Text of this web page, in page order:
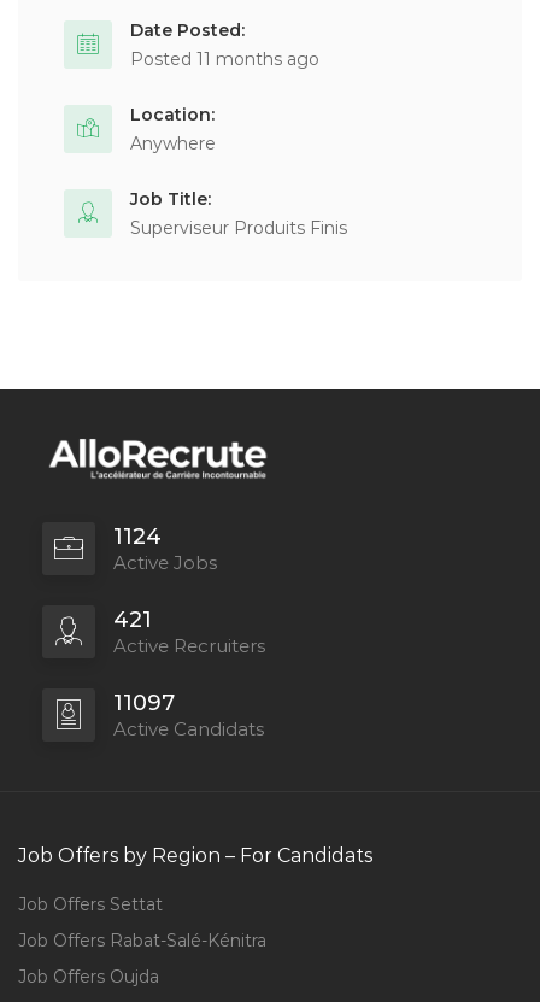
Date Posted:
Posted 11 months ago
Location:
Anywhere
Job Title:
Superviseur Produits Finis
1124
Active Jobs
421
Active Recruiters
11097
Active Candidats
Job Offers by Region – For Candidats
Job Offers Settat
Job Offers Rabat-Salé-Kénitra
Job Offers Oujda